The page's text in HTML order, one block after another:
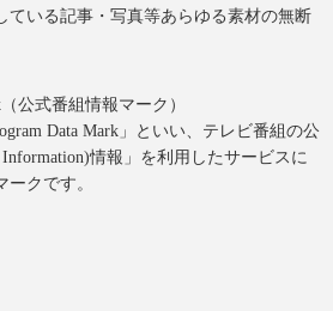
ている記事・写真等あらゆる素材の無断
公式番組情報マーク）
Data Mark」といい、テレビ番組の公
情報」を利用したサービスに
クです。